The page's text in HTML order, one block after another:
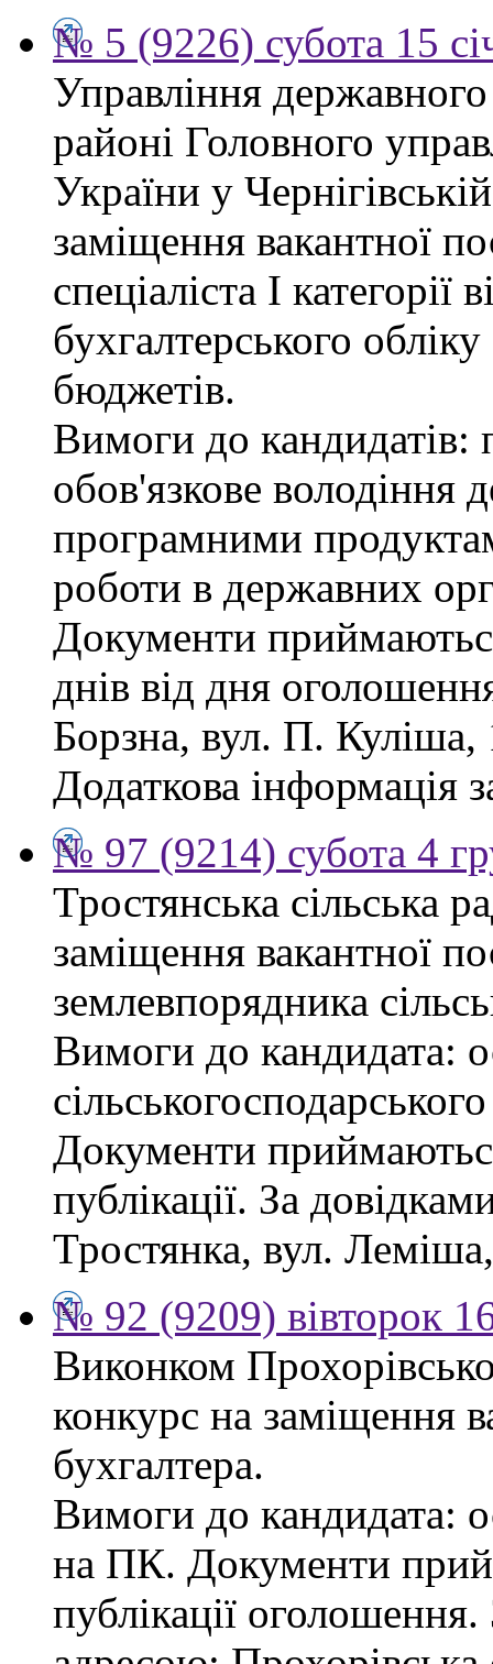
№ 5 (9226) субота 15
Управління
районі Головного
України у
заміщення вакантної
спеціаліста І категорії
бухгалтерського
бюджетів.
Вимоги до кандидатів:
обов'язкове
програмними
роботи в державних
Документи
днів від дня
Борзна, вул. П. Куліша,
Додаткова інформація
№ 97 (9214) субота 4
Тростянська сільська
заміщення вакантної
землевпорядника
Вимоги до кандидата:
Документи
публікації. За
Тростянка, вул.
№ 92 (9209) вівторок
Виконком
конкурс на заміщення
бухгалтера.
Вимоги до кандидата:
на ПК. Документи
публікації